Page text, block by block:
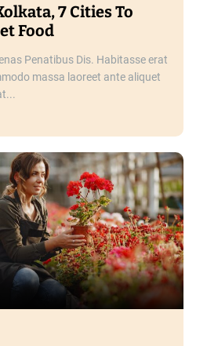
7 Cities To
Food
Penatibus Dis. Habitasse erat
massa laoreet ante aliquet